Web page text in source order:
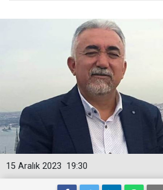
19:30
15 Aralık 2023